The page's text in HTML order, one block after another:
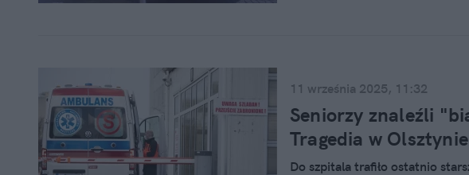
11 września 2025, 11:32
Seniorzy znaleźli
Tragedia w Olsztynie
Do szpitala trafiło ostatnio